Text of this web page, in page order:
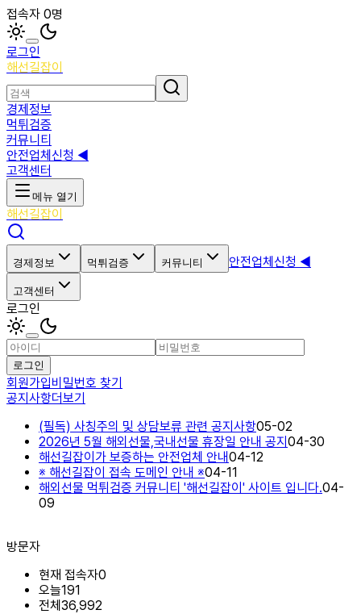
접속자 0명
로그인
해선길잡이
경제정보
먹튀검증
커뮤니티
안전업체신청 ◀
고객센터
메뉴 열기
해선길잡이
경제정보 먹튀검증 커뮤니티 안전업체신청 ◀
고객센터
로그인
로그인
회원가입비밀번호 찾기
공지사항더보기
(필독) 사칭주의 및 상담보류 관련 공지사항05-02
2026년 5월 해외선물,국내선물 휴장일 안내 공지04-30
해선길잡이가 보증하는 안전업체 안내04-12
※ 해선길잡이 접속 도메인 안내 ※04-11
해외선물 먹튀검증 커뮤니티 '해선길잡이' 사이트 입니다.04-
09
방문자
현재 접속자0
오늘191
전체36,992